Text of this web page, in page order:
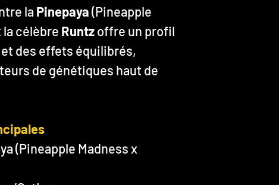
la Pinepaya(Pineapple
la célèbre Runtzoffre un profil
des effets équilibrés,
de génétiques haut de
(Pineapple Madness x